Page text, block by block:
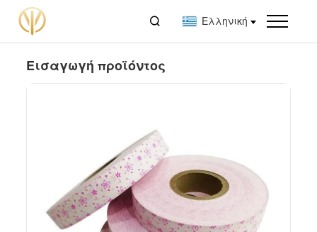
 Ελληνική
Εισαγωγή προϊόντος